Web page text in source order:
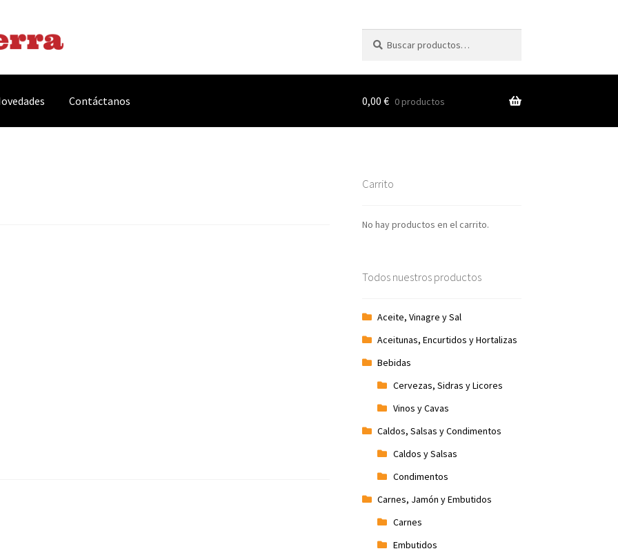
por:
Contáctanos 0,00 € 0 productos
Carrito
No hay productos en el carrito.
Todos nuestros productos
Aceite, Vinagre y Sal
Aceitunas, Encurtidos y Hortalizas
Bebidas
Cervezas, Sidras y Licores
Vinos y Cavas
Caldos, Salsas y Condimentos
Caldos y Salsas
Condimentos
Carnes, Jamón y Embutidos
Carnes
Embutidos